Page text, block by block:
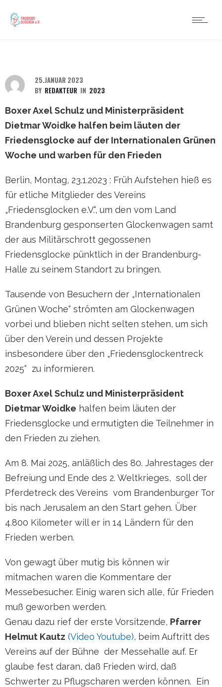
25.JANUAR 2023
BY REDAKTEUR IN 2023
Boxer Axel Schulz und Ministerpräsident
Dietmar Woidke halfen beim läuten der
Friedensglocke auf der Internationalen Grünen
Woche und warben für den Frieden
Berlin, Montag, 23.1.2023 : Früh Aufstehen hieß es
für etliche Mitglieder des Vereins
„Friedensglocken e.V.“, um den vom Land
Brandenburg gesponserten Glockenwagen samt
der aus Militärschrott gegossenen
Friedensglocke pünktlich in der Brandenburg-
Halle zu seinem Standort zu bringen.
Tausende von Besuchern der „Internationalen
Grünen Woche“ strömten am Glockenwagen
vorbei und blieben nicht selten stehen, um sich
über den Verein und dessen Projekte
insbesondere über den „Friedensglockentreck
2025“ zu informieren.
Boxer Axel Schulz und Ministerpräsident
Dietmar Woidke halfen beim läuten der
Friedensglocke und ermutigten die Teilnehmer in
den Frieden zu ziehen.
Am 8. Mai 2025, anläßlich des 80. Jahrestages der
Befreiung und Ende des 2. Weltkrieges, soll der
Pferdetreck des Vereins vom Brandenburger Tor
bis nach Jerusalem an den Start gehen. Über
4.800 Kilometer will er in 14 Ländern für den
Frieden werben.
Von gewagt über mutig bis können wir
mitmachen waren die Kommentare der
Messebesucher. Einig waren sich alle, für Frieden
muß geworben werden.
Genau dazu rief der erste Vorsitzende, Pfarrer
Helmut Kautz (Video Youtube), beim Auftritt des
Vereins auf der Bühne der Messehalle auf. Er
glaube fest daran, daß Frieden wird, daß
Schwerter zu Pflugscharen werden können. Ein